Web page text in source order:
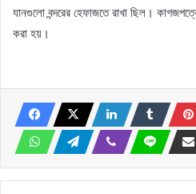
যানগুলো বন্দরের হেফাজতে রাখা ছিল।
করা হয়।